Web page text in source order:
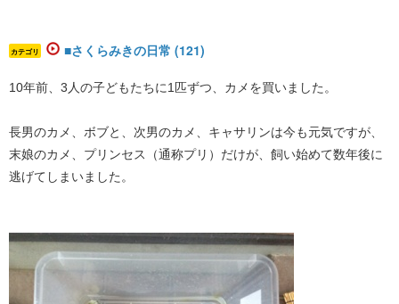
カテゴリ ■さくらみきの日常 (121)
10年前、3人の子どもたちに1匹ずつ、カメを買いました。
長男のカメ、ボブと、次男のカメ、キャサリンは今も元気ですが、
末娘のカメ、プリンセス（通称プリ）だけが、飼い始めて数年後に
逃げてしまいました。